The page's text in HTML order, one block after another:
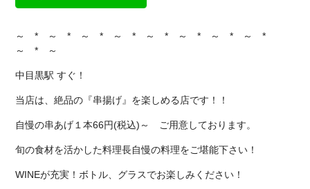
～ * ～ * ～ * ～ * ～ * ～ * ～ * ～ *
～ * ～
中目黒駅 すぐ！
当店は、絶品の『串揚げ』を楽しめる店です！！
自慢の串あげ１本66円(税込)～ ご用意しております。
旬の食材を活かした料理長自慢の料理をご堪能下さい！
WINEが充実！ボトル、グラスでお楽しみください！